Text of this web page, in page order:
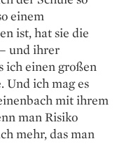
einem
ist, hat sie die
und ihrer
ich einen großen
Und ich mag es
mit ihrem
man Risiko
mehr, das man